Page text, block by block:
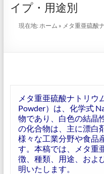
イプ・用途別
現在地:ホーム » メタ重亜硫酸
メタ重亜硫酸ナトリウ
Powder）は、化学式
物であり、白色の結晶
の化合物は、主に漂白
様々な工業分野や食品
す。本稿では、メタ重
徴、種類、用途、およ
明いたします。